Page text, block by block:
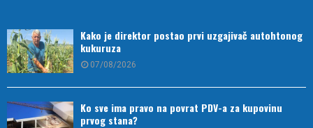
Kako je direktor postao prvi uzgajivač autohtonog
kukuruza
07/08/2026
Ko sve ima pravo na povrat PDV-a za kupovinu
prvog stana?